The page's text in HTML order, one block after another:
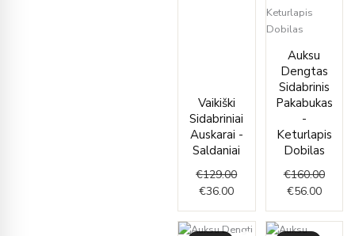
Vaikiški
Sidabriniai
Auskarai -
Saldaniai
€129.00
Original
€36.00
Current
Auksu
Dengtas
Sidabrinis
Pakabukas
-
Keturlapis
Dobilas
€160.00
was:
€56.00
is: